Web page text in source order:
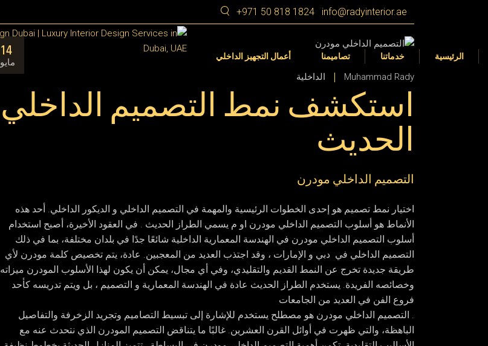
info@radyinterior.ae
+971 50 818 1824
الرئيسية خدماتنا تصاميمنا
التصميم الداخلي
التصميم الداخلي 360 VR
أعمال التجهيز الداخلي
Dubai
الشارقة
رأس الخيمة
أبوظبي
العين
الداخلي
الطبيعية في
التصميم الداخلي 360 VR
الشارقة
عجمان
أم القيوين
أبوظبي
العين
14
مايو
Muhammad Rady
الداخلية
استكشف نمط التصميم الداخلي
الحديث
التصميم الداخلي مودرن
اختيار نمط تصميم هو إحدى الخطوات الرئيسية والمهمة في التصميم الداخلي و الديكور الداخلي. أحد هذه
الأنماط هو أسلوب التصميم الداخلي مودرن او م يسمي الطراز الحديث . في العقود الأخيرة، أصبح استخدام
أسلوب التصميم الداخلي مودرن في الهندسة المعمارية الداخلية شائعًا جدًا في بلدان مختلفة، بما في ذلك
التصميم الداخلي في دبي و الإمارات ، وقد اجتذب العديد من المعجبين. عادة، يتم تخصيص كلمة مودرن لأي
طريقة جديدة تخرج عن النمط القديم والتقليدي، وفي أي مجال، يمكن أن يكون لهذا الأسلوب المودرن ميزاته
وخصائصه الفريدة. يستخدم الطراز الحديث عادة في الهندسة المعمارية و التصميم ، بل ويتم تدريسه كأحد
فروع الفن في العديد من الجامعات
. التصميم الداخلي مودرن هو مصطلح يستخدم للإشارة إلى تبسيط التصاميم وتجريد الزخرفة والتفاصيل
الباهظة، والتي ظهرت في أوائل القرن العشرين. غالبًا ما يتناقض التصميم المودرن الذي نتحدث عنه مع